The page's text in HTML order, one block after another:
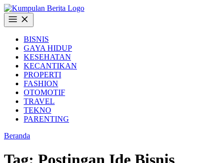
Langsung
ke
konten
Buka
Menu
BISNIS
GAYA HIDUP
KESEHATAN
KECANTIKAN
PROPERTI
FASHION
OTOMOTIF
TRAVEL
TEKNO
PARENTING
Beranda